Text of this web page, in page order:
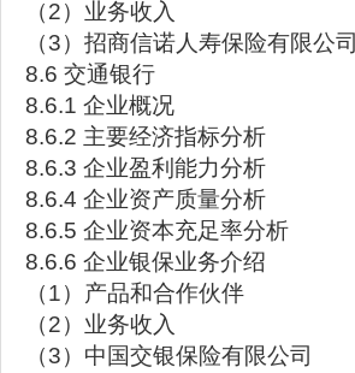
（2）业务收入
（3）招商信诺人寿保险有限公司
8.6 交通银行
8.6.1 企业概况
8.6.2 主要经济指标分析
8.6.3 企业盈利能力分析
8.6.4 企业资产质量分析
8.6.5 企业资本充足率分析
8.6.6 企业银保业务介绍
（1）产品和合作伙伴
（2）业务收入
（3）中国交银保险有限公司